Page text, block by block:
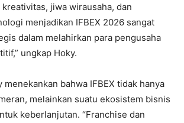
jiwa wirausaha, dan
menjadikan IFBEX 2026 sangat
dalam melahirkan para pengusaha
ungkap Hoky.
menekankan bahwa IFBEX tidak hanya
melainkan suatu ekosistem bisnis
keberlanjutan. “Franchise dan